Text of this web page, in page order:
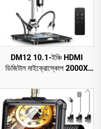
DM12 10.1-ইঞ্চি HDMI
ডিজিটাল মাইক্রোস্কোপ 2000X